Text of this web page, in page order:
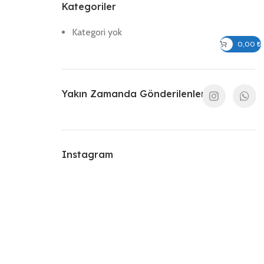
0,00 ₺
Kategoriler
Kategori yok
Yakın Zamanda Gönderilenler
Instagram